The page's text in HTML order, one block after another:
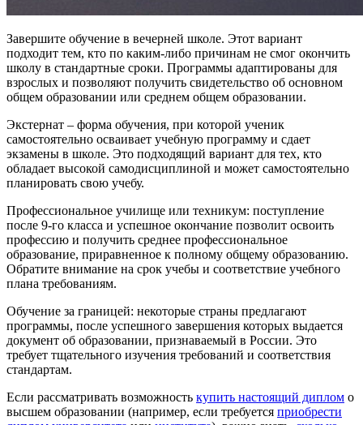
Завершите обучение в вечерней школе. Этот вариант
подходит тем, кто по каким-либо причинам не смог окончить
школу в стандартные сроки. Программы адаптированы для
взрослых и позволяют получить свидетельство об основном
общем образовании или среднем общем образовании.
Экстернат – форма обучения, при которой ученик
самостоятельно осваивает учебную программу и сдает
экзамены в школе. Это подходящий вариант для тех, кто
обладает высокой самодисциплиной и может самостоятельно
планировать свою учебу.
Профессиональное училище или техникум: поступление
после 9-го класса и успешное окончание позволит освоить
профессию и получить среднее профессиональное
образование, приравненное к полному общему образованию.
Обратите внимание на срок учебы и соответствие учебного
плана требованиям.
Обучение за границей: некоторые страны предлагают
программы, после успешного завершения которых выдается
документ об образовании, признаваемый в России. Это
требует тщательного изучения требований и соответствия
стандартам.
Если рассматривать возможность купить настоящий диплом о
высшем образовании (например, если требуется приобрести